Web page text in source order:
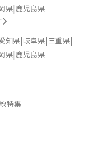
県 鹿児島県
知県 岐阜県 三重県
県 鹿児島県
特集